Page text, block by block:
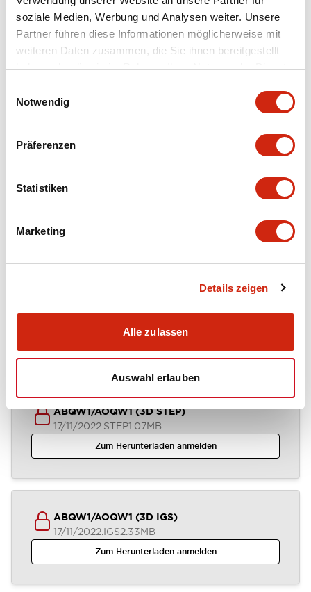
soziale Medien, Werbung und Analysen weiter. Unsere
Partner führen diese Informationen möglicherweise mit
weiteren Daten zusammen, die Sie ihnen bereitgestellt
haben oder die sie im Rahmen Ihrer Nutzung der Dienste
Notwendig
Präferenzen
Statistiken
Marketing
Details zeigen
Alle zulassen
Auswahl erlauben
Environmental Specifications
Mechanical Specifications
Mounting and Installation Specifications
Dokumente und Dateien
CAD-Dateien
ABQW1/AOQW1 (3D STEP)
17/11/2022.STEP1.07MB
Zum Herunterladen anmelden
ABQW1/AOQW1 (3D IGS)
17/11/2022.IGS2.33MB
Zum Herunterladen anmelden